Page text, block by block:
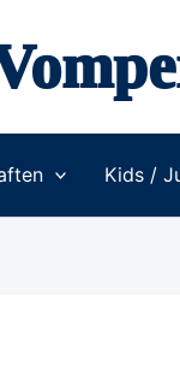
Kids /